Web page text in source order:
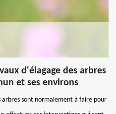
d'élagage des arbres
et ses environs
arbres sont normalement à faire pour